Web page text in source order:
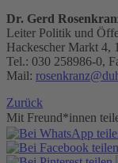
Dr. Gerd
Leiter Politik und
Hackescher Markt 4,
Tel.: 030 258986-0,
Mail:
Zurück
Mit Freund*innen